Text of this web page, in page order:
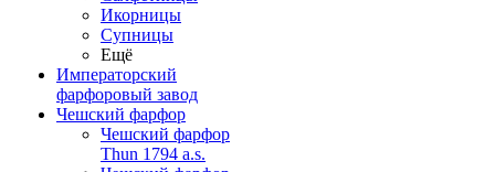
Икорницы
Супницы
Ещё
Императорский
фарфоровый завод
Чешский фарфор
Чешский фарфор
Thun 1794 a.s.